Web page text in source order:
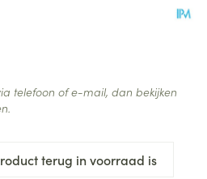
terug in voorraad is
telefoon of e-mail, dan bekijken